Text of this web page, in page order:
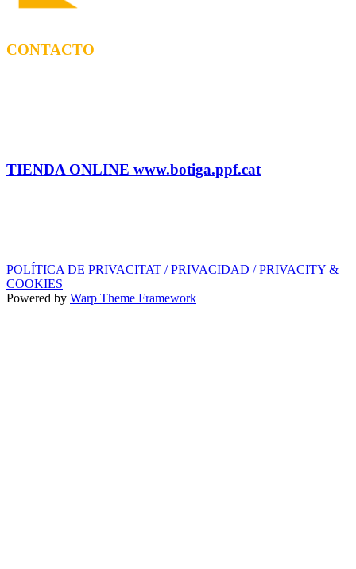
CONTACTO
TIENDA ONLINE www.botiga.ppf.cat
POLÍTICA DE PRIVACITAT / PRIVACIDAD / PRIVACITY &
COOKIES
Powered by Warp Theme Framework